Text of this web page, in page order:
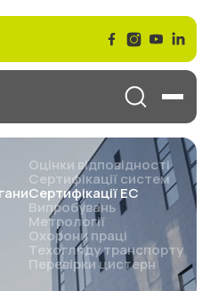
Оцінки відповідності
Сертифікації систем
Cертифікації ЕС
Випробувань
Метрології
Охорони праці
Техогляду транспорту
Перевірки цистерн